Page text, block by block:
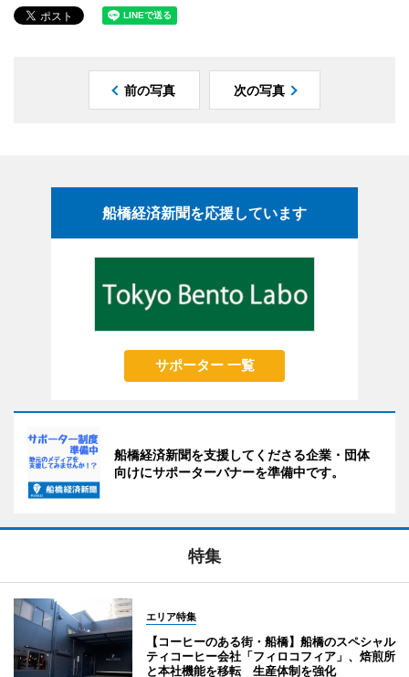
前の写真 次の写真
船橋経済新聞を応援しています
サポーター 一覧
船橋経済新聞を支援してくださる企業・団体
向けにサポーターバナーを準備中です。
特集
エリア特集
【コーヒーのある街・船橋】船橋のスペシャル
ティコーヒー会社「フィロコフィア」、焙煎所
と本社機能を移転 生産体制を強化